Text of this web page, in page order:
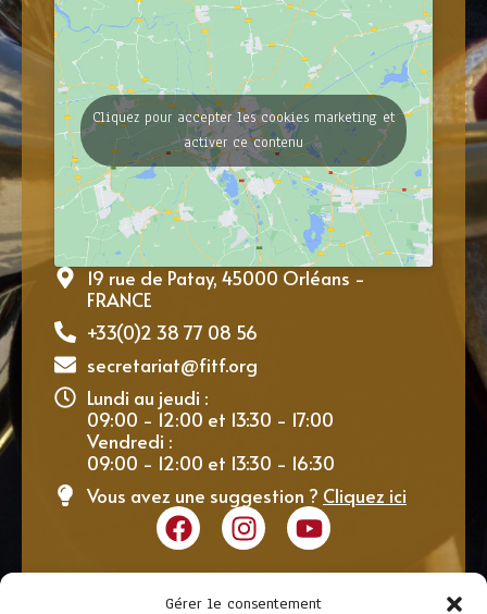
Gérer le consentement
Cliquez pour accepter les cookies marketing et
activer ce contenu
19 rue de Patay, 45000 Orléans -
FRANCE
+33(0)2 38 77 08 56
secretariat@fitf.org
Lundi au jeudi :
09:00 - 12:00 et 13:30 - 17:00
Vendredi :
09:00 - 12:00 et 13:30 - 16:30
Vous avez une suggestion ? Cliquez ici